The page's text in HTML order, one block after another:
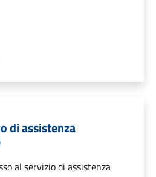
di assistenza
al servizio di assistenza